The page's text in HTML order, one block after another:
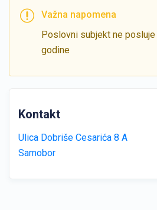
Važna napomena
Poslovni subjekt ne
godine
Kontakt
Ulica Dobriše Cesarića 8 A
Samobor